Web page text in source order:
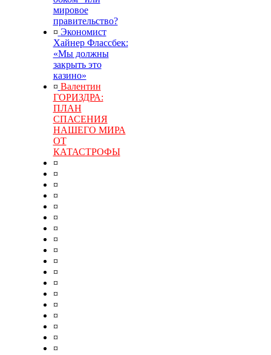
мировое
правительство?
¤ Экономист
Хайнер Флассбек:
«Мы должны
закрыть это
казино»
¤ Валентин
ГОРИЗДРА:
ПЛАН
СПАСЕНИЯ
НАШЕГО МИРА
ОТ
КАТАСТРОФЫ
¤
¤
¤
¤
¤
¤
¤
¤
¤
¤
¤
¤
¤
¤
¤
¤
¤
¤